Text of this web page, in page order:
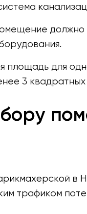
должно
для
3
в
трафиком